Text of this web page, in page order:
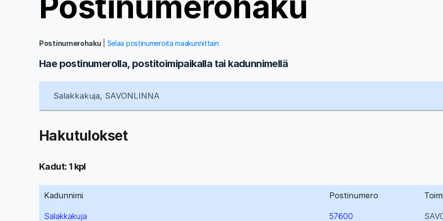
Postinumerohaku Selaa postinumeroita maakunnittain
Hae postinumerolla, postitoimipaikalla tai kadunnimellä
Hakutulokset
Kadut: 1 kpl
Kadunnimi Postinumero
Salakkakuja 57600